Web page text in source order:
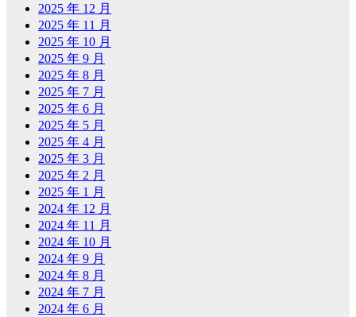
2025 年 12 月
2025 年 11 月
2025 年 10 月
2025 年 9 月
2025 年 8 月
2025 年 7 月
2025 年 6 月
2025 年 5 月
2025 年 4 月
2025 年 3 月
2025 年 2 月
2025 年 1 月
2024 年 12 月
2024 年 11 月
2024 年 10 月
2024 年 9 月
2024 年 8 月
2024 年 7 月
2024 年 6 月